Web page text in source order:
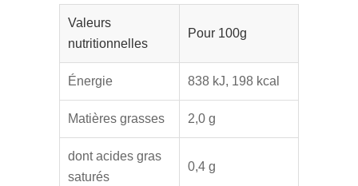
Valeurs
nutritionnelles
Pour 100g
Énergie 838 kJ, 198 kcal
Matières grasses 2,0 g
dont acides gras
saturés
0,4 g